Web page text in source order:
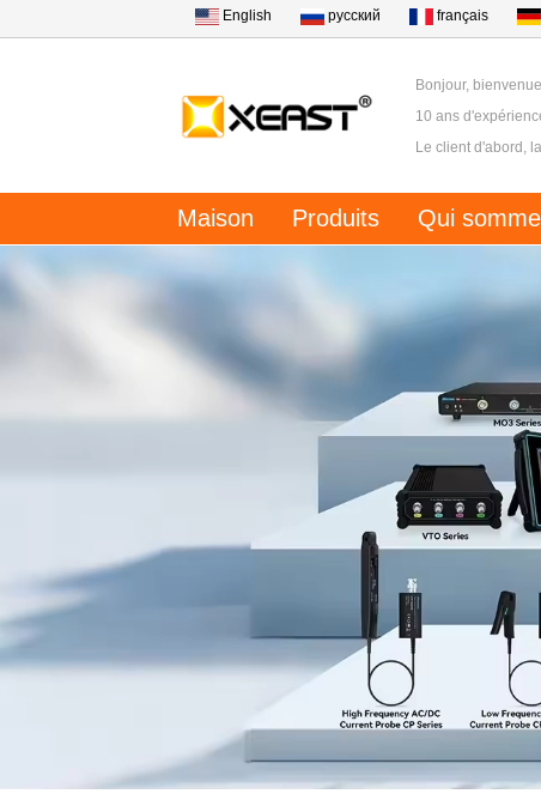
English русский français
Bonjour,
10 ans
Le client d'abord,
Maison Produits Qui